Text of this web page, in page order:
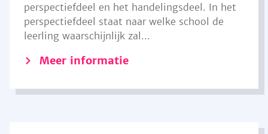
perspectiefdeel en het handelingsdeel. In het
perspectiefdeel staat naar welke school de
leerling waarschijnlijk zal...
Meer informatie